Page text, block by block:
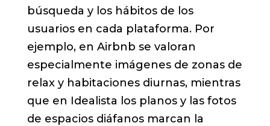
búsqueda y los hábitos de los
usuarios en cada plataforma. Por
ejemplo, en Airbnb se valoran
especialmente imágenes de zonas de
relax y habitaciones diurnas, mientras
que en Idealista los planos y las fotos
de espacios diáfanos marcan la